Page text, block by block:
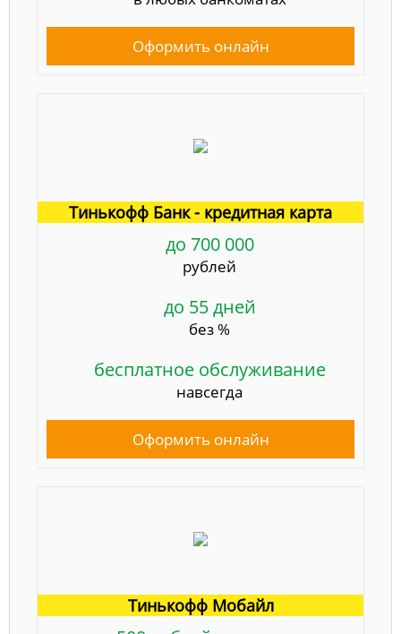
Оформить онлайн
Тинькофф Банк - кредитная карта
до 700 000
рублей
до 55 дней
без %
бесплатное обслуживание
навсегда
Оформить онлайн
Тинькофф Мобайл